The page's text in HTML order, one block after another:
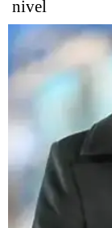
nivel